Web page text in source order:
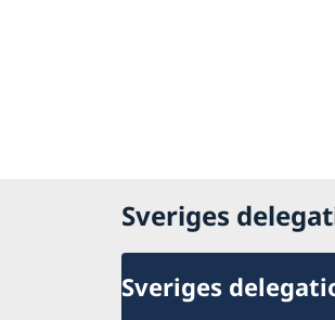
Sveriges
Sveriges